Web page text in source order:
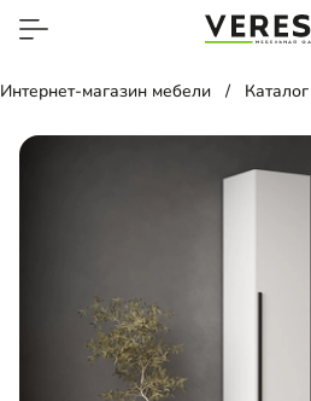
Интернет-магазин мебели